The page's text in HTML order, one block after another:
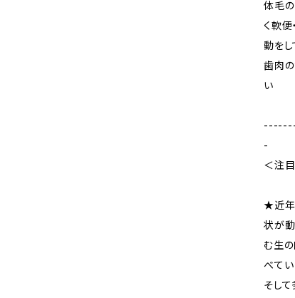
体毛
く軟便
動をし
歯肉の
い
-
＜注
★近年
状が
む生
べてい
そし